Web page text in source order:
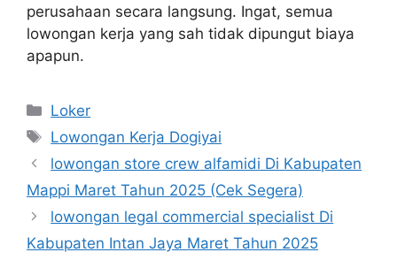
perusahaan secara langsung. Ingat, semua
lowongan kerja yang sah tidak dipungut biaya
apapun.
Kategori
Loker
Tag
Lowongan Kerja Dogiyai
lowongan store crew alfamidi Di Kabupaten
Mappi Maret Tahun 2025 (Cek Segera)
lowongan legal commercial specialist Di
Kabupaten Intan Jaya Maret Tahun 2025